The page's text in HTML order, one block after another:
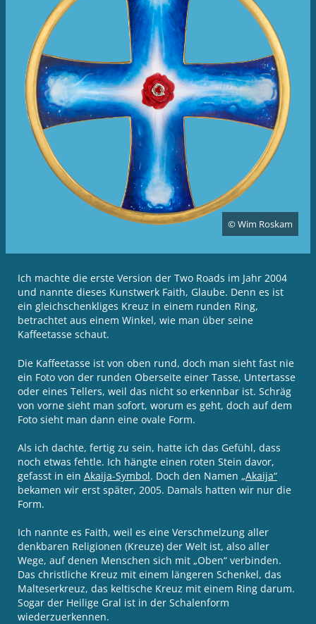
© Wim Roskam
Ich machte die erste Version der Two Roads im Jahr 2004
und nannte dieses Kunstwerk Faith, Glaube. Denn es ist
ein gleichschenkliges Kreuz in einem runden Ring,
betrachtet aus einem Winkel, wie man über seine
Kaffeetasse schaut.
Die Kaffeetasse ist von oben rund, doch man sieht fast nie
ein Foto von der runden Oberseite einer Tasse, Untertasse
oder eines Tellers, weil das nicht so erkennbar ist. Schräg
von vorne sieht man sofort, worum es geht, doch auf dem
Foto sieht man dann eine ovale Form.
Als ich dachte, fertig zu sein, hatte ich das Gefühl, dass
noch etwas fehtle. Ich hängte einen roten Stein davor,
gefasst in ein Akaija-Symbol. Doch den Namen „Akaija“
bekamen wir erst später, 2005. Damals hatten wir nur die
Form.
Ich nannte es Faith, weil es eine Verschmelzung aller
denkbaren Religionen (Kreuze) der Welt ist, also aller
Wege, auf denen Menschen sich mit „Oben“ verbinden.
Das christliche Kreuz mit einem längeren Schenkel, das
Malteserkreuz, das keltische Kreuz mit einem Ring darum.
Sogar der Heilige Gral ist in der Schalenform
wiederzuerkennen.